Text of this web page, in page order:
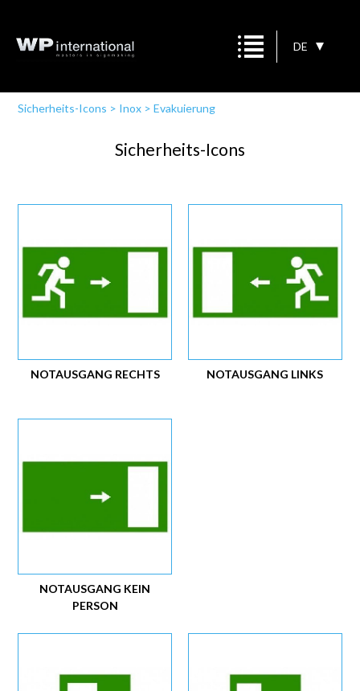
DE
Sicherheits-Icons > Inox >Evakuierung
Sicherheits-Icons
NOTAUSGANG RECHTS NOTAUSGANG LINKS
NOTAUSGANG KEIN
PERSON